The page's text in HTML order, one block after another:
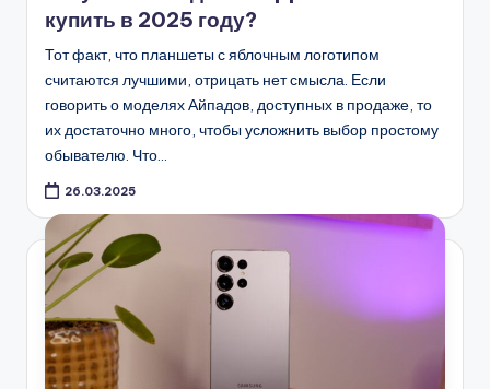
купить в 2025 году?
Тот факт, что планшеты с яблочным логотипом
считаются лучшими, отрицать нет смысла. Если
говорить о моделях Айпадов, доступных в продаже, то
их достаточно много, чтобы усложнить выбор простому
обывателю. Что…
26.03.2025